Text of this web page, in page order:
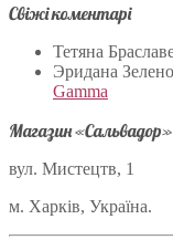
Свіжі коментарі
Тетяна
Эридана
Gamma
Магазин «Сальвадор»
вул. Мистецтв, 1
м. Харків, Україна.